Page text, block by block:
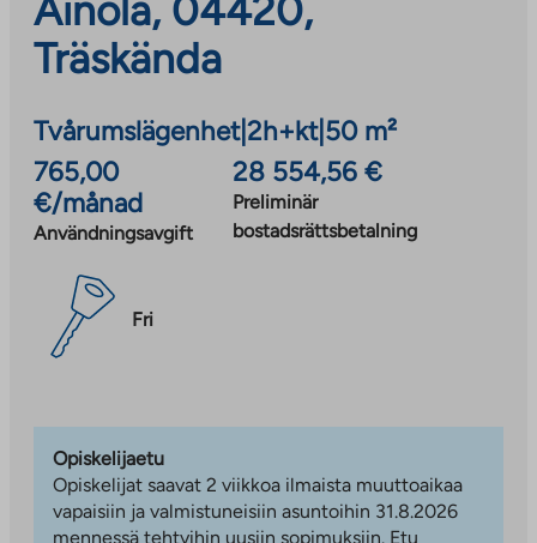
Ainola, 04420,
Träskända
Tvårumslägenhet|2h+kt| 50 m²
765,00
€/månad
Användningsavgift
28 554,56 €
Preliminär
bostadsrättsbetalning
Fri
Opiskelijaetu
Opiskelijat saavat 2 viikkoa ilmaista muuttoaikaa
vapaisiin ja valmistuneisiin asuntoihin 31.8.2026
mennessä tehtyihin uusiin sopimuksiin. Etu